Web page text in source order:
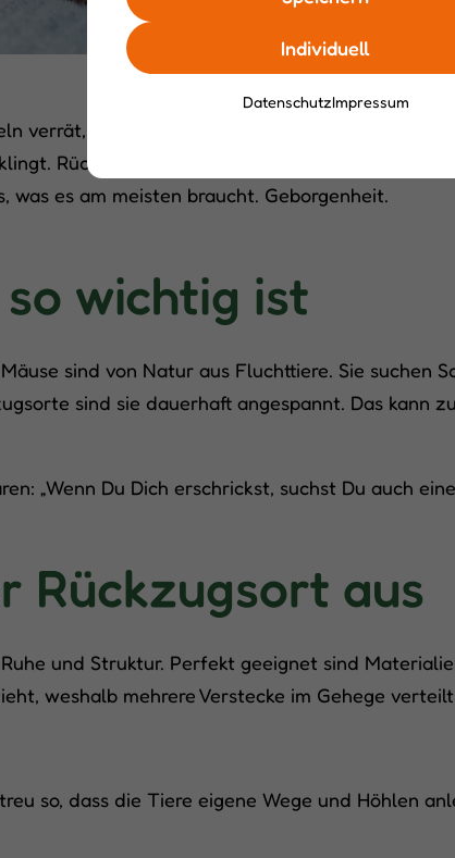
verrät, dass sich jemand bewegt. Dann taucht
Rückzug gehört für Kleintiere zum Alltag.
was es am meisten braucht. Geborgenheit.
wichtig ist
sind von Natur aus Fluchttiere. Sie suchen
sind sie dauerhaft angespannt. Das kann
„Wenn Du Dich erschrickst, suchst Du auch
Rückzugsort aus
und Struktur. Perfekt geeignet sind
weshalb mehrere Verstecke im Gehege
so, dass die Tiere eigene Wege und Höhlen
Individuell
DatenschutzImpressum